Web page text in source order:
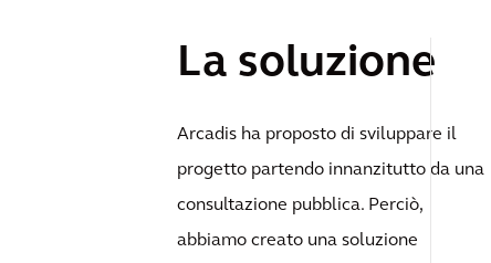
La soluzione
Arcadis ha proposto di sviluppare il
progetto partendo innanzitutto da una
consultazione pubblica. Perciò,
abbiamo creato una soluzione